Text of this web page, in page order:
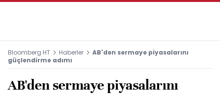
Bloomberg HT Haberler
AB'den sermaye piyasalarını
güçlendirme adımı
AB'den sermaye piyasalarını